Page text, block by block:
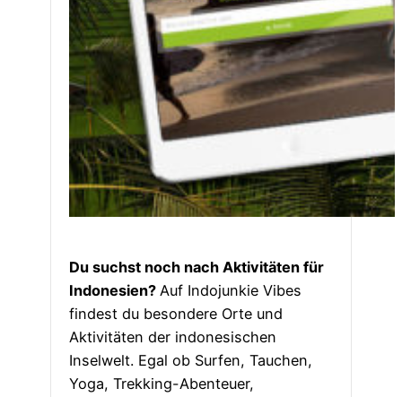
Du suchst noch nach Aktivitäten für
Indonesien? Auf Indojunkie Vibes
findest du besondere Orte und
Aktivitäten der indonesischen
Inselwelt. Egal ob Surfen, Tauchen,
Yoga, Trekking-Abenteuer,